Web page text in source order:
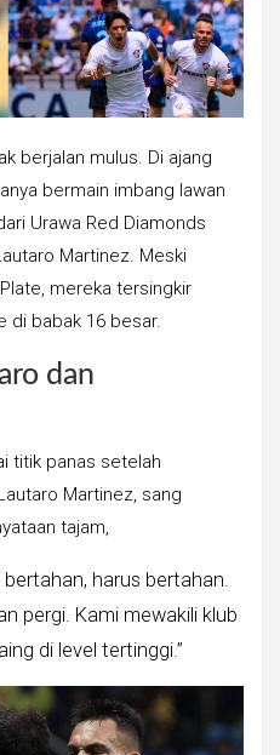
berjalan mulus. Di ajang
bermain imbang lawan
Urawa Red Diamonds
Martinez. Meski
mereka tersingkir
di babak 16 besar.
dan
titik panas setelah
Martinez, sang
tajam,
bertahan, harus bertahan.
pergi. Kami mewakili klub
di level tertinggi.”